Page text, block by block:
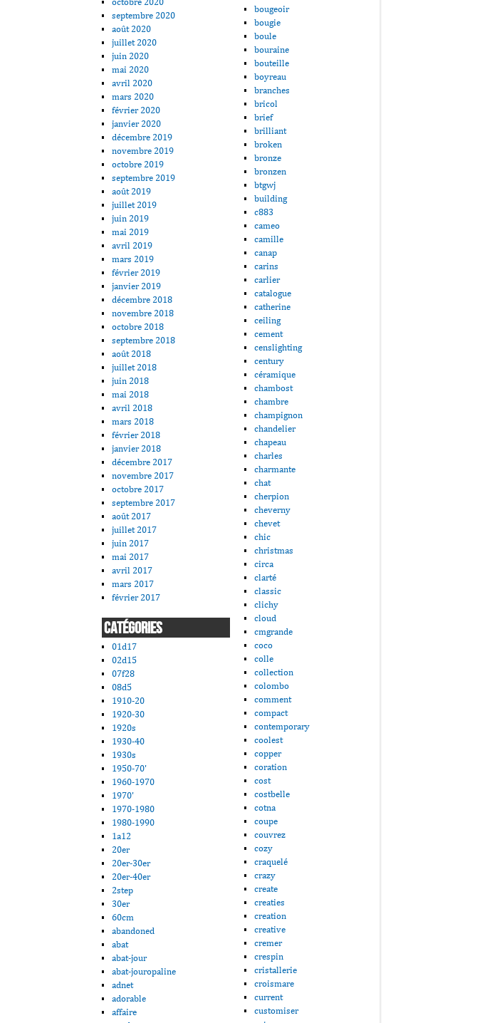
septembre 2020
août 2020
juillet 2020
juin 2020
mai 2020
avril 2020
mars 2020
février 2020
janvier 2020
décembre 2019
novembre 2019
octobre 2019
septembre 2019
août 2019
juillet 2019
juin 2019
mai 2019
avril 2019
mars 2019
février 2019
janvier 2019
décembre 2018
novembre 2018
octobre 2018
septembre 2018
août 2018
juillet 2018
juin 2018
mai 2018
avril 2018
mars 2018
février 2018
janvier 2018
décembre 2017
novembre 2017
octobre 2017
septembre 2017
août 2017
juillet 2017
juin 2017
mai 2017
avril 2017
mars 2017
février 2017
CATÉGORIES
01d17
02d15
07f28
08d5
1910-20
1920-30
1920s
1930-40
1930s
1950-70'
1960-1970
1970'
1970-1980
1980-1990
1a12
20er
20er-30er
20er-40er
2step
30er
60cm
abandoned
abat
abat-jour
abat-jouropaline
adnet
adorable
affaire
bougeoir
bougie
boule
bouraine
bouteille
boyreau
branches
bricol
brief
brilliant
broken
bronze
bronzen
btgwj
building
c883
cameo
camille
canap
carins
carlier
catalogue
catherine
ceiling
cement
censlighting
century
céramique
chambost
chambre
champignon
chandelier
chapeau
charles
charmante
chat
cherpion
cheverny
chevet
chic
christmas
circa
clarté
classic
clichy
cloud
cmgrande
coco
colle
collection
colombo
comment
compact
contemporary
coolest
copper
coration
cost
costbelle
cotna
coupe
couvrez
cozy
craquelé
crazy
create
creaties
creation
creative
cremer
crespin
cristallerie
croismare
current
customiser